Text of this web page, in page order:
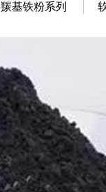
羰基铁粉系列